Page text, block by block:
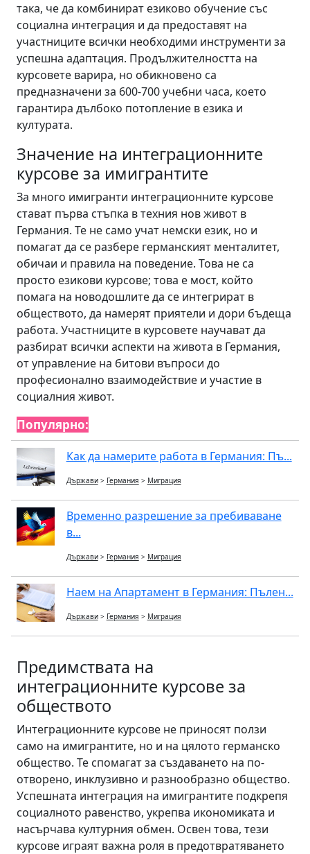
така, че да комбинират езиково обучение със
социална интеграция и да предоставят на
участниците всички необходими инструменти за
успешна адаптация. Продължителността на
курсовете варира, но обикновено са
предназначени за 600-700 учебни часа, което
гарантира дълбоко потопление в езика и
културата.
Значение на интеграционните
курсове за имигрантите
За много имигранти интеграционните курсове
стават първа стъпка в техния нов живот в
Германия. Те не само учат немски език, но и
помагат да се разбере германският менталитет,
обичаи и правила на поведение. Това не са
просто езикови курсове; това е мост, който
помага на новодошлите да се интегрират в
обществото, да намерят приятели и дори бъдеща
работа. Участниците в курсовете научават да
разбират всички аспекти на живота в Германия,
от управление на битови въпроси до
професионално взаимодействие и участие в
социалния живот.
Популярно:
Как да намерите работа в Германия: Пъ...
Държави > Германия > Миграция
Временно разрешение за пребиваване
в...
Държави > Германия > Миграция
Наем на Апартамент в Германия: Пълен...
Държави > Германия > Миграция
Предимствата на
интеграционните курсове за
обществото
Интеграционните курсове не приносят ползи
само на имигрантите, но и на цялото германско
общество. Те спомагат за създаването на по-
отворено, инклузивно и разнообразно общество.
Успешната интеграция на имигрантите подкрепя
социалното равенство, укрепва икономиката и
насърчава културния обмен. Освен това, тези
курсове играят важна роля в предотвратяването